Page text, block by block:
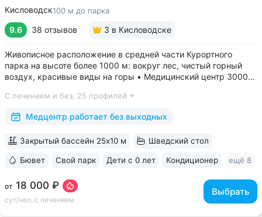
Кисловодск100 м до парка
9.6 38 отзывов 3 в Кисловодске
Живописное расположение в средней части Курортного
парка на высоте более 1000 м: вокруг лес, чистый горный
воздух, красивые виды на горы • Медицинский центр 3000
квалификации • Более 1000 видов диагностики и ДНК-
исследований. Есть диагностика...
С лечением и без, 25 профилей
Медцентр работает без выходных
от 18 000 ₽
сут/чел, с лечением
Выбрать
Закрытый бассейн 25x10 м Шведский стол
Бювет Свой парк Дети с 0 лет Кондиционер ещё 8